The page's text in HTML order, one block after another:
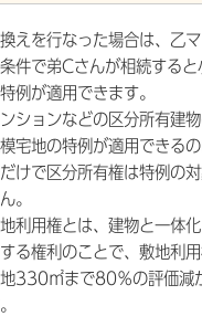
えを行なった場合は、乙
条件で弟Cさんが相続する
例が適用できます。
ションなどの区分所有建
宅地の特例が適用できる
けで区分所有権は特例の
。
利用権とは、建物と一体
る権利のことで、敷地利
330㎡まで80％の評価減